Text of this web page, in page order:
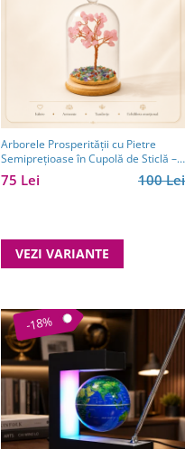
Arborele Prosperității cu Pietre
Semiprețioase în Cupolă de Sticlă –
14 cm
100 Lei
75 Lei
VEZI VARIANTE
-18%